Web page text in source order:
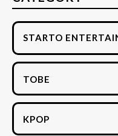
STARTO
TOBE
KPOP